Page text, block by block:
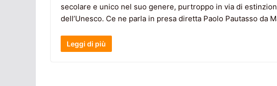
secolare e unico nel suo genere, purtroppo in via di
dell’Unesco. Ce ne parla in presa diretta Paolo Pautasso da
Leggi di più